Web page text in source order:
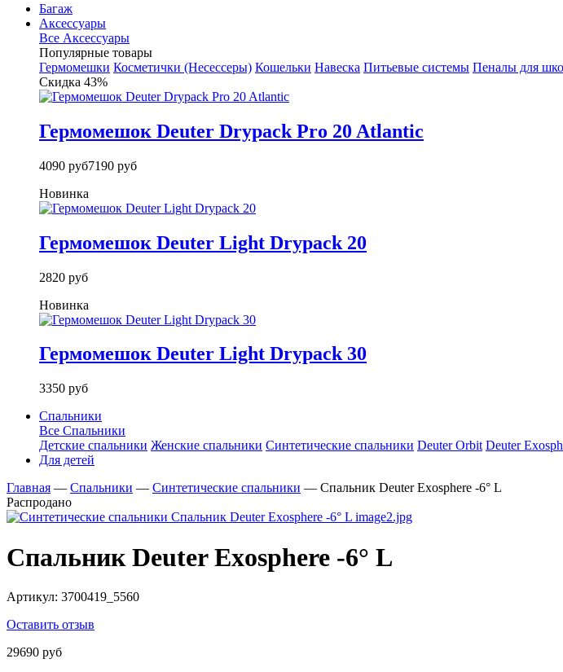
Багаж
Аксессуары
Все Аксессуары
Популярные товары
Гермомешки Косметички (Несессеры) Кошельки Навеска Питьевые системы Пеналы для
Скидка 43%
Гермомешок Deuter Drypack Pro 20 Atlantic
4090 руб7190 руб
Новинка
Гермомешок Deuter Light Drypack 20
2820 руб
Новинка
Гермомешок Deuter Light Drypack 30
3350 руб
Спальники
Все Спальники
Детские спальники Женские спальники Синтетические спальники Deuter Orbit Deuter
Для детей
Главная — Спальники — Синтетические спальники — Спальник Deuter Exosphere -6° L
Распродано
Спальник Deuter Exosphere -6° L
Артикул: 3700419_5560
Оставить отзыв
29690 руб